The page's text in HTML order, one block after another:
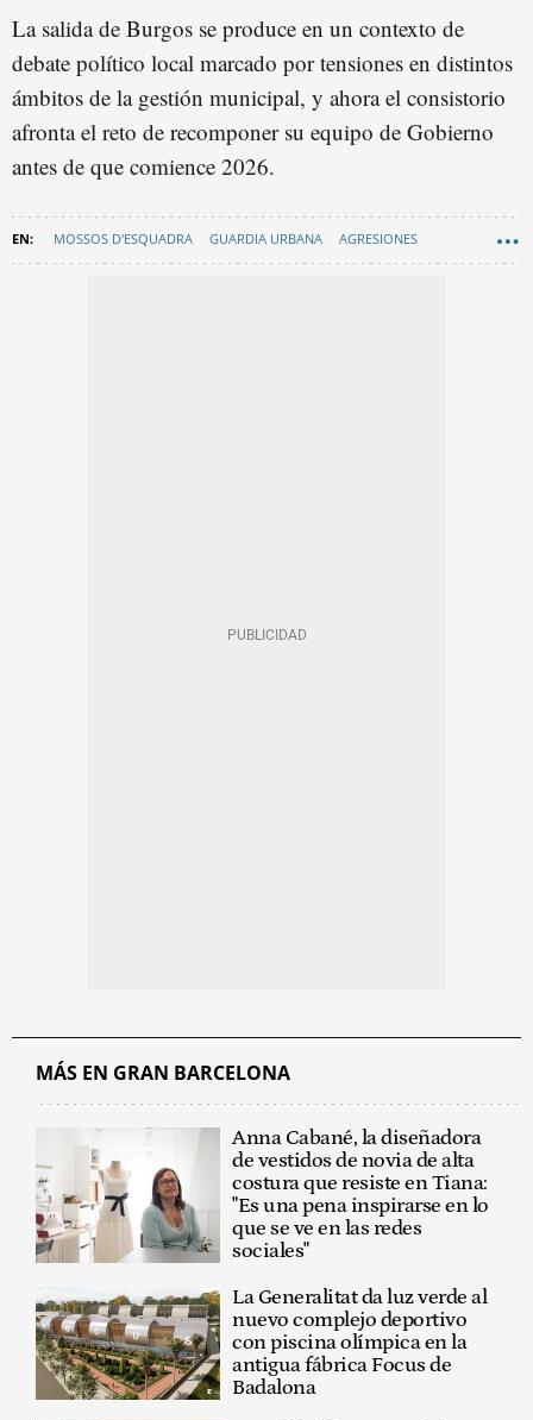
La salida de Burgos se produce en un contexto de
debate político local marcado por tensiones en distintos
ámbitos de la gestión municipal, y ahora el consistorio
afronta el reto de recomponer su equipo de Gobierno
antes de que comience 2026.
MOSSOS D'ESQUADRA GUARDIA URBANA AGRESIONES
MÁS EN GRAN BARCELONA
Anna Cabané, la diseñadora
de vestidos de novia de alta
costura que resiste en Tiana:
"Es una pena inspirarse en lo
que se ve en las redes
sociales"
La Generalitat da luz verde al
nuevo complejo deportivo
con piscina olímpica en la
antigua fábrica Focus de
Badalona